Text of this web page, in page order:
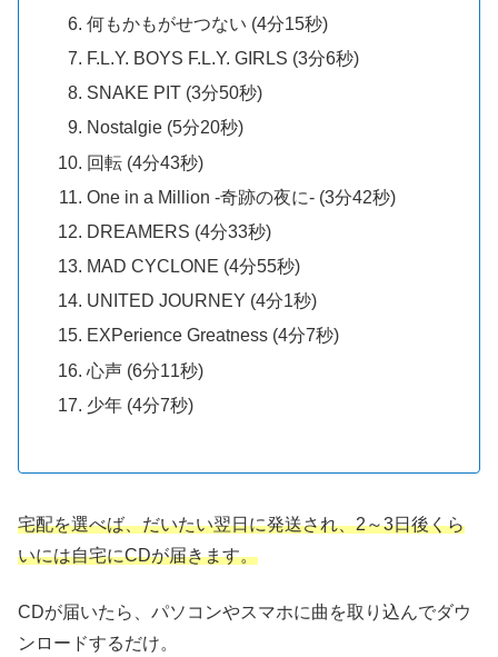
何もかもがせつない (4分15秒)
F.L.Y. BOYS F.L.Y. GIRLS (3分6秒)
SNAKE PIT (3分50秒)
Nostalgie (5分20秒)
回転 (4分43秒)
One in a Million -奇跡の夜に- (3分42秒)
DREAMERS (4分33秒)
MAD CYCLONE (4分55秒)
UNITED JOURNEY (4分1秒)
EXPerience Greatness (4分7秒)
心声 (6分11秒)
少年 (4分7秒)
宅配を選べば、だいたい翌日に発送され、2～3日後くら
いには自宅にCDが届きます。
CDが届いたら、パソコンやスマホに曲を取り込んでダウ
ンロードするだけ。